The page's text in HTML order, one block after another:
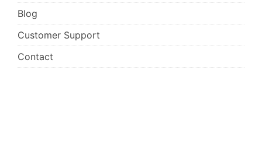
Blog
Customer Support
Contact